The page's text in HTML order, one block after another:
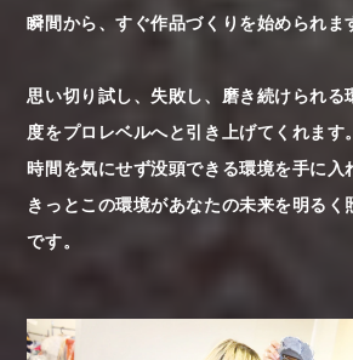
瞬間から、すぐ作品づくりを始められま
思い切り試し、失敗し、磨き続けられる
度をプロレベルへと引き上げてくれます。
時間を気にせず没頭できる環境を手に入
きっとこの環境があなたの未来を明るく
です。